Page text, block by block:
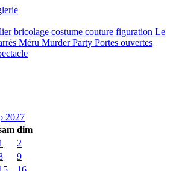
bricolage costume couture figuration Le
Méru Murder Party Portes ouvertes
2027
dim
2
9